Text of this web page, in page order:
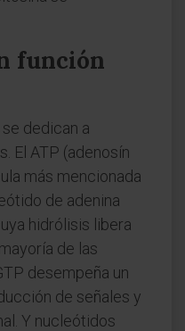
función
dedican a
El ATP (adenosín
más mencionada
de adenina
hidrólisis libera
de las
desempeña un
de señales y
Y nucleótidos